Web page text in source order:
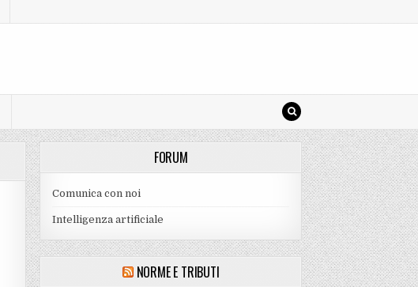
FORUM
Comunica con noi
Intelligenza artificiale
NORME E TRIBUTI